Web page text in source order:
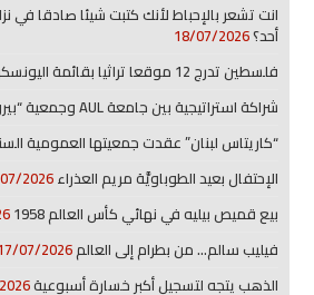
انت تشعر بالإحباط لأنك كتبت شيئا صادقا في
أحد؟18/07/2026
فلسطين تدرج 12 موقعا تراثيا بقائمة اليونسكو التمهيدية
شراكة استراتيجية بين جامعة AUL وجمعية “بيروتيات”
“كاريتاس لبنان” عقدت جمعيتها العمومية
الإحتفال بعيد الطوباويَّة مريم العذراء2026
بيع قميص بيليه في نهائي كأس العالم 1958
فيليب سالم… من بطرام إلى العالم07/2026
الذهب يتجه لتسجيل أكبر خسارة أسبوعية